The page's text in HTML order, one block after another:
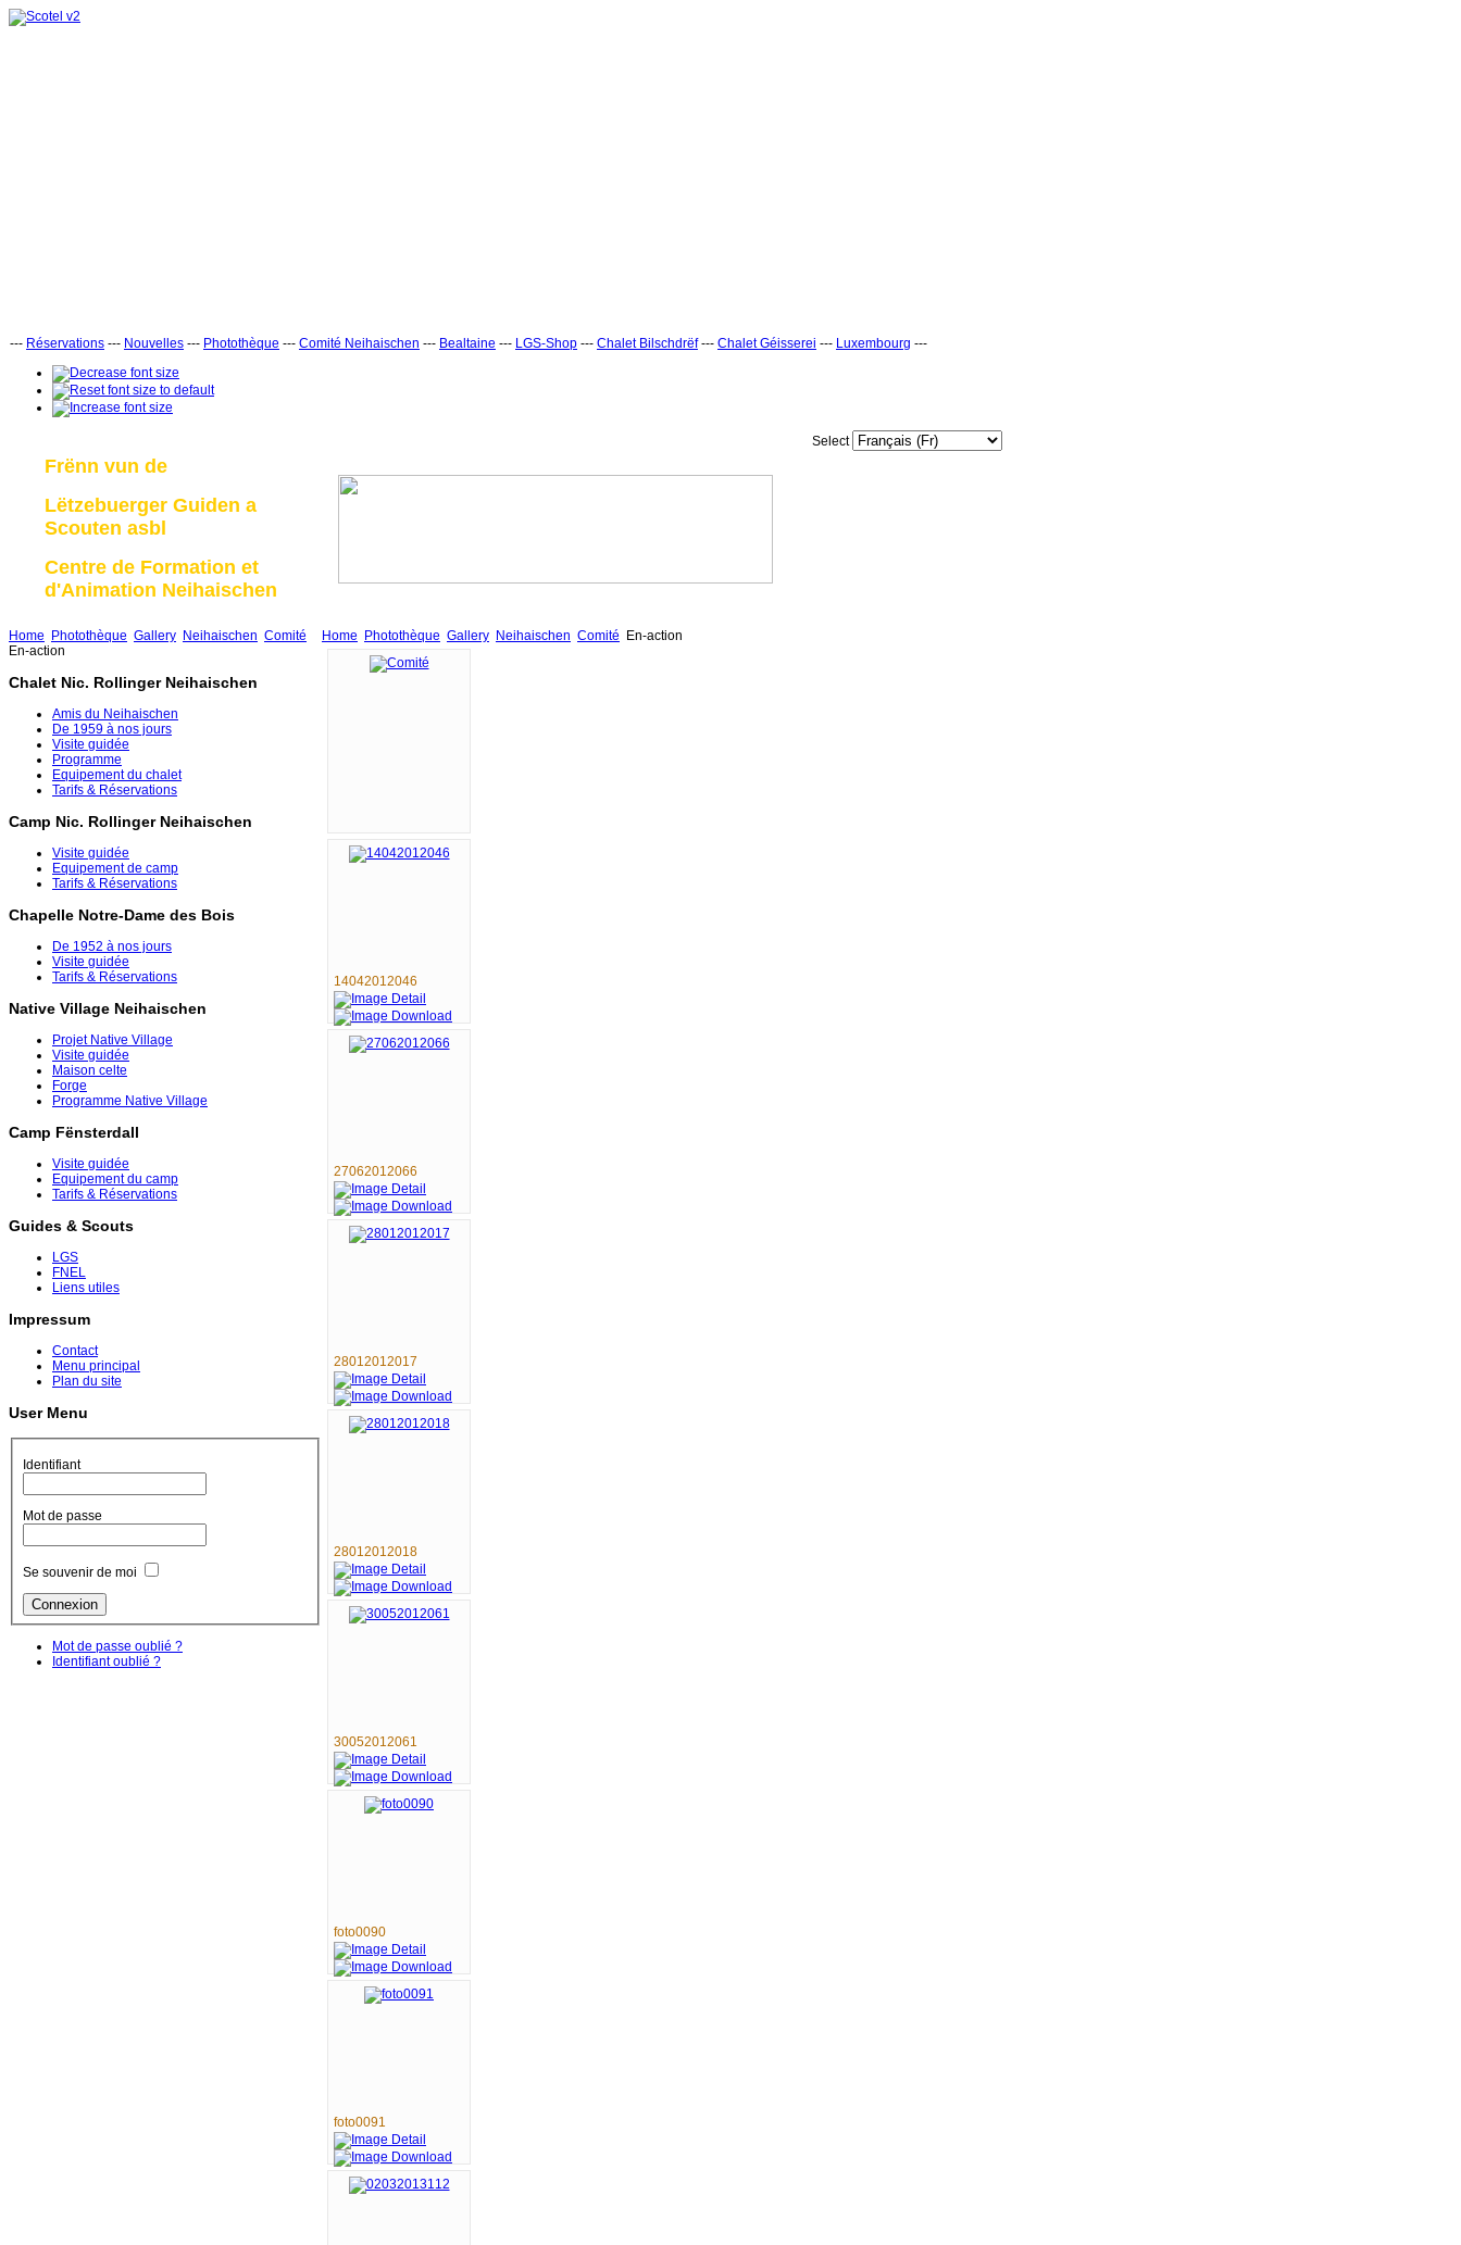
--- Réservations --- Nouvelles --- Photothèque --- Comité Neihaischen --- Bealtaine --- LGS-Shop --- Chalet Bilschdrëf--- Chalet Géisserei --- Luxembourg ---
Frënn vun de
Lëtzebuerger Guiden a
Scouten asbl
Centre de Formation et
d'Animation Neihaischen
Select
Home Photothèque Gallery Neihaischen Comité
En-action
Chalet Nic. Rollinger Neihaischen
Amis du Neihaischen
De 1959 à nos jours
Visite guidée
Programme
Equipement du chalet
Tarifs & Réservations
Camp Nic. Rollinger Neihaischen
Visite guidée
Equipement de camp
Tarifs & Réservations
Chapelle Notre-Dame des Bois
De 1952 à nos jours
Visite guidée
Tarifs & Réservations
Native Village Neihaischen
Projet Native Village
Visite guidée
Maison celte
Forge
Programme Native Village
Camp Fënsterdall
Visite guidée
Equipement du camp
Tarifs & Réservations
Guides & Scouts
LGS
FNEL
Liens utiles
Impressum
Contact
Menu principal
Plan du site
User Menu
Identifiant
Mot de passe
Se souvenir de moi
Mot de passe oublié ?
Identifiant oublié ?
Home Photothèque Gallery Neihaischen Comité En-action
14042012046
27062012066
28012012017
28012012018
30052012061
foto0090
foto0091